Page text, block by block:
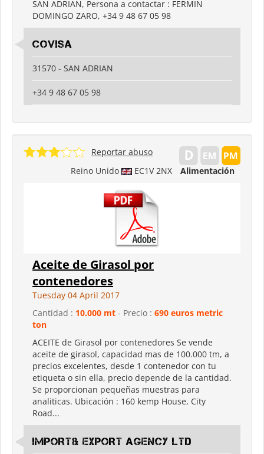
SAN ADRIAN, Persona a contactar : FERMIN
DOMINGO ZARO, +34 9 48 67 05 98
COVISA
31570 - SAN ADRIAN
+34 9 48 67 05 98
Reino Unido EC1V 2NX Alimentación
Reportar abuso
Aceite de Girasol por
contenedores
Tuesday 04 April 2017
Cantidad : 10.000 mt - Precio : 690 euros metric
ton
ACEITE de Girasol por contenedores Se vende
aceite de girasol, capacidad mas de 100.000 tm, a
precios excelentes, desde 1 contenedor con tu
etiqueta o sin ella, precio depende de la cantidad.
Se proporcionan pequeñas muestras para
analiticas. Ubicación : 160 kemp House, City
Road...
IMPORT& EXPORT AGENCY LTD